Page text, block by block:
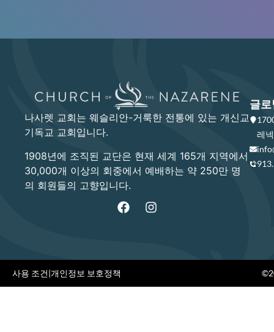
나사렛 교회는 웨슬리안-거룩한 전통에 있는 개신교
기독교 교회입니다.
1908년에 조직된 교단은 현재 세계 165개 지역에서
30,000개 이상의 회중에서 예배하는 약 250만 명
의 회원들의 고향입니다.
글로
레
사용 조건|개인정보 보호정책